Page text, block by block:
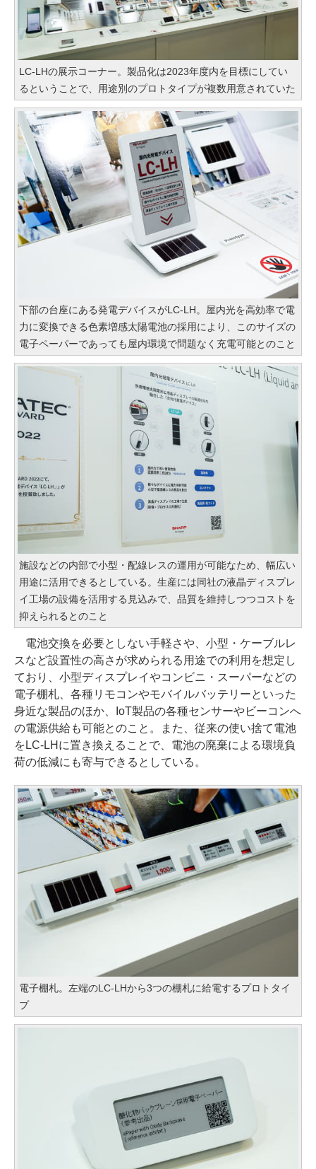
LC-LHの展示コーナー。製品化は2023年度内を目標にしてい
るということで、用途別のプロトタイプが複数用意されていた
下部の台座にある発電デバイスがLC-LH。屋内光を高効率で電
力に変換できる色素増感太陽電池の採用により、このサイズの
電子ペーパーであっても屋内環境で問題なく充電可能とのこと
施設などの内部で小型・配線レスの運用が可能なため、幅広い
用途に活用できるとしている。生産には同社の液晶ディスプレ
イ工場の設備を活用する見込みで、品質を維持しつつコストを
抑えられるとのこと
電池交換を必要としない手軽さや、小型・ケーブルレ
スなど設置性の高さが求められる用途での利用を想定し
ており、小型ディスプレイやコンビニ・スーパーなどの
電子棚札、各種リモコンやモバイルバッテリーといった
身近な製品のほか、IoT製品の各種センサーやビーコンへ
の電源供給も可能とのこと。また、従来の使い捨て電池
をLC-LHに置き換えることで、電池の廃棄による環境負
荷の低減にも寄与できるとしている。
電子棚札。左端のLC-LHから3つの棚札に給電するプロトタイ
プ